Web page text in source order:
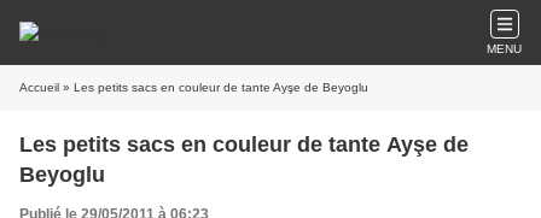
MENU
Accueil » Les petits sacs en couleur de tante Ayşe de Beyoglu
Les petits sacs en couleur de tante Ayşe de
Beyoglu
Publié le 29/05/2011 à 06:23